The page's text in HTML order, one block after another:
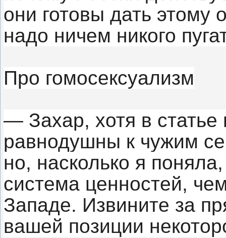
они готовы дать этому
надо ничем никого
Про гомосексуализм
— Захар, хотя в
равнодушны к чужим
но, насколько я
система ценностей,
Западе. Извините за
вашей позиции